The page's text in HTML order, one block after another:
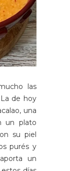
las
de hoy
una
un plato
su piel
purés y
un